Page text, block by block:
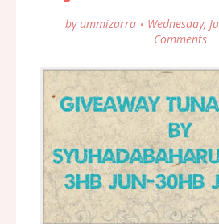
by ummizarra Wednesday,
Comments